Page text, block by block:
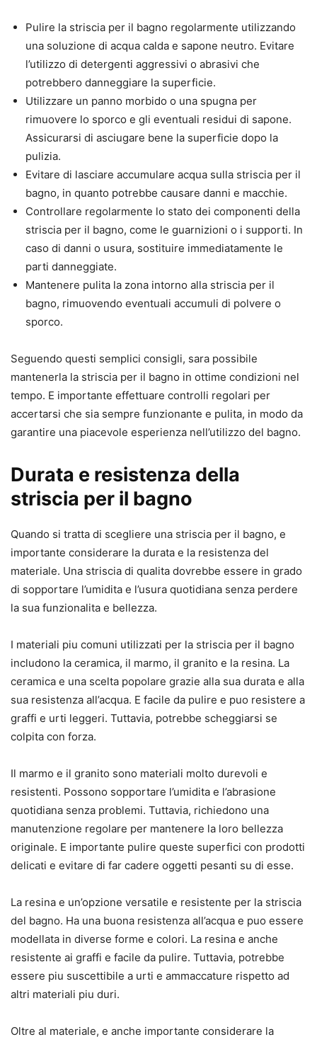
Pulire la striscia per il bagno regolarmente utilizzando
una soluzione di acqua calda e sapone neutro. Evitare
l’utilizzo di detergenti aggressivi o abrasivi che
potrebbero danneggiare la superficie.
Utilizzare un panno morbido o una spugna per
rimuovere lo sporco e gli eventuali residui di sapone.
Assicurarsi di asciugare bene la superficie dopo la
pulizia.
Evitare di lasciare accumulare acqua sulla striscia per il
bagno, in quanto potrebbe causare danni e macchie.
Controllare regolarmente lo stato dei componenti della
striscia per il bagno, come le guarnizioni o i supporti. In
caso di danni o usura, sostituire immediatamente le
parti danneggiate.
Mantenere pulita la zona intorno alla striscia per il
bagno, rimuovendo eventuali accumuli di polvere o
sporco.
Seguendo questi semplici consigli, sara possibile
mantenerla la striscia per il bagno in ottime condizioni nel
tempo. E importante effettuare controlli regolari per
accertarsi che sia sempre funzionante e pulita, in modo da
garantire una piacevole esperienza nell’utilizzo del bagno.
Durata e resistenza della
striscia per il bagno
Quando si tratta di scegliere una striscia per il bagno, e
importante considerare la durata e la resistenza del
materiale. Una striscia di qualita dovrebbe essere in grado
di sopportare l’umidita e l’usura quotidiana senza perdere
la sua funzionalita e bellezza.
I materiali piu comuni utilizzati per la striscia per il bagno
includono la ceramica, il marmo, il granito e la resina. La
ceramica e una scelta popolare grazie alla sua durata e alla
sua resistenza all’acqua. E facile da pulire e puo resistere a
graffi e urti leggeri. Tuttavia, potrebbe scheggiarsi se
colpita con forza.
Il marmo e il granito sono materiali molto durevoli e
resistenti. Possono sopportare l’umidita e l’abrasione
quotidiana senza problemi. Tuttavia, richiedono una
manutenzione regolare per mantenere la loro bellezza
originale. E importante pulire queste superfici con prodotti
delicati e evitare di far cadere oggetti pesanti su di esse.
La resina e un’opzione versatile e resistente per la striscia
del bagno. Ha una buona resistenza all’acqua e puo essere
modellata in diverse forme e colori. La resina e anche
resistente ai graffi e facile da pulire. Tuttavia, potrebbe
essere piu suscettibile a urti e ammaccature rispetto ad
altri materiali piu duri.
Oltre al materiale, e anche importante considerare la